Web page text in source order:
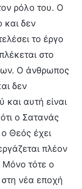
ρόλο του. Ο
και δεν
το έργο
στο
Ο άνθρωπος
δεν
και αυτή είναι
ο Σατανάς
Θεός έχει
πλέον
Μόνο τότε ο
νέα εποχή